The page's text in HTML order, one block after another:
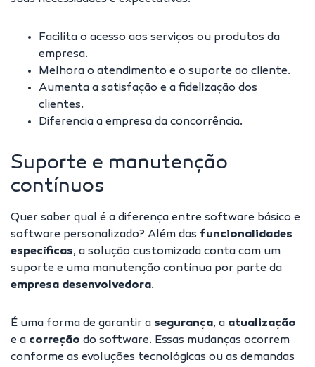
Facilita o acesso aos serviços ou produtos da
empresa.
Melhora o atendimento e o suporte ao cliente.
Aumenta a satisfação e afidelização dos
clientes.
Diferencia a empresa da concorrência.
Suporte e manutenção
contínuos
Quer saber qual é a diferença entre software básico e
software personalizado? Além das funcionalidades
específicas, a solução customizada conta com um
suporte e uma manutenção contínua por parte da
empresa desenvolvedora.
É uma forma de garantir a segurança, a atualização
e a correção do software. Essas mudanças ocorrem
conforme as evoluções tecnológicas ou as demandas